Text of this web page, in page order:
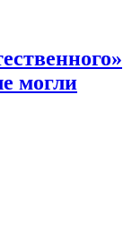
могли